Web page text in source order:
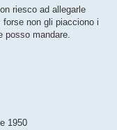
riesco ad allegarle
non gli piacciono i
posso mandare.
1950